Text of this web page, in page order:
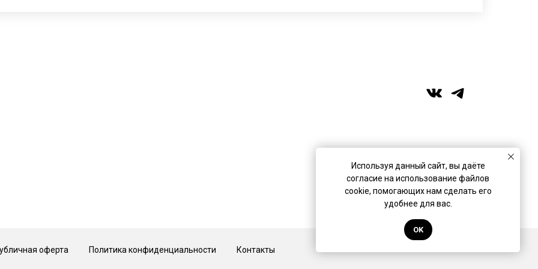
Разработано вКоврик Дизайн
+7 (917) 359‑05‑57
ufa.miras@gmail.com
Используя данный сайт, вы даёте
согласие на использование файлов
cookie, помогающих нам сделать его
удобнее для вас.
OK
оферта Политика конфиденциальности Контакты